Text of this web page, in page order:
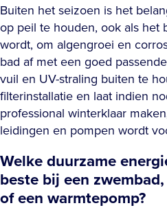
Buiten het seizoen is het
op peil te houden, ook als het
wordt, om algengroei en
bad af met een goed
vuil en UV-straling buiten te
filterinstallatie en laat indien
professional winterklaar
leidingen en pompen wordt
Welke duurzame
beste bij een
of een warmtepomp?